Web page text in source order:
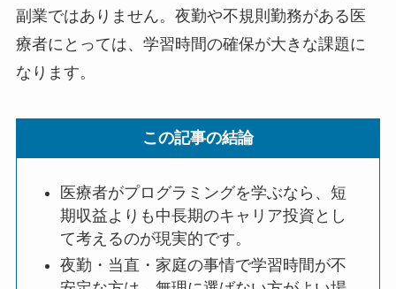
副業ではありません。夜勤や不規則勤務がある医
療者にとっては、学習時間の確保が大きな課題に
なります。
この記事の結論
医療者がプログラミングを学ぶなら、短
期収益よりも中長期のキャリア投資とし
て考えるのが現実的です。
夜勤・当直・家庭の事情で学習時間が不